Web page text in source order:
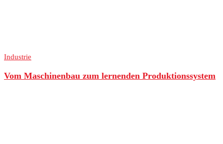
Industrie
Vom Maschinenbau zum lernenden Produktionssystem